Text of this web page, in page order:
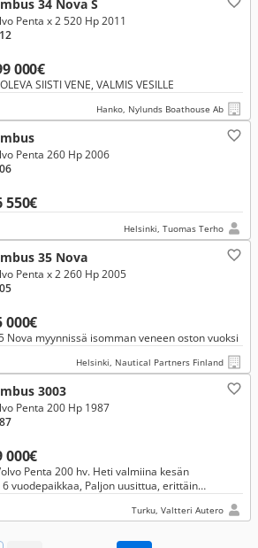
34 Nova S
000€
Penta x 2 520 Hp 2011
SIISTI VENE, VALMIS VESILLE
Hanko, Nylunds Boathouse Ab
550€
Penta 260 Hp 2006
Helsinki, Tuomas Terho
35 Nova
000€
Penta x 2 260 Hp 2005
Nova myynnissä isomman veneen oston vuoksi
Helsinki, Nautical Partners Finland
3003
000€
Penta 200 Hp 1987
Penta 200 hv. Heti valmiina kesän
vuodepaikkaa, Paljon uusittua, erittäin
Turku, Valtteri Autero